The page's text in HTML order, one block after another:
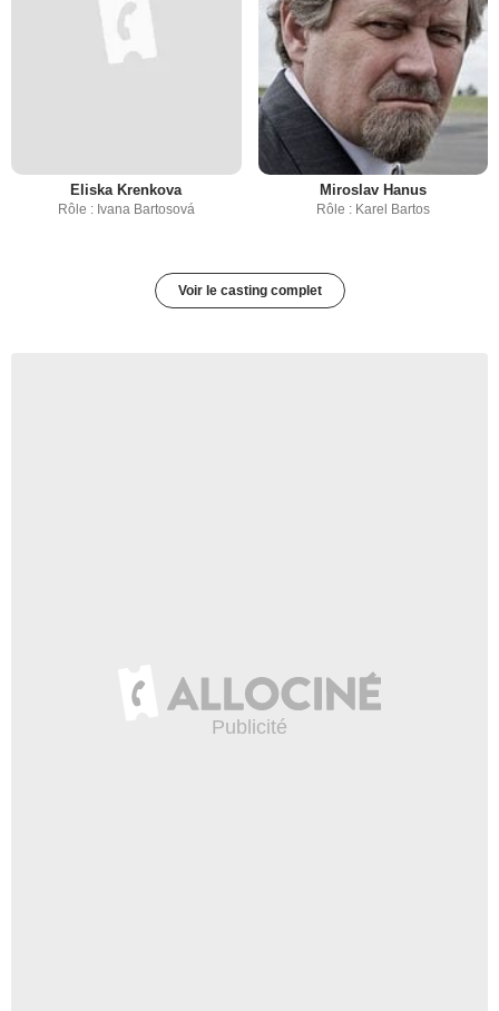
Eliska Krenkova
Rôle : Ivana Bartosová
Miroslav Hanus
Rôle : Karel Bartos
Voir le casting complet